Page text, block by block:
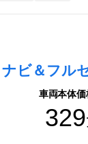
車両本体価
329